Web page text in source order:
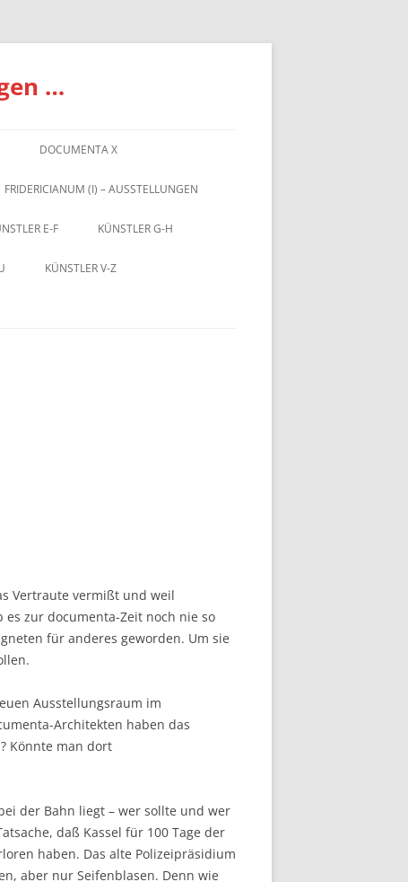
…
DOCUMENTA X
FRIDERICIANUM (I) – AUSSTELLUNGEN
E-F KÜNSTLER G-H
KÜNSTLER V-Z
Vertraute vermißt und weil
zur documenta-Zeit noch nie so
für anderes geworden. Um sie
Ausstellungsraum im
Architekten haben das
Könnte man dort
der Bahn liegt – wer sollte und wer
daß Kassel für 100 Tage der
haben. Das alte Polizeipräsidium
aber nur Seifenblasen. Denn wie